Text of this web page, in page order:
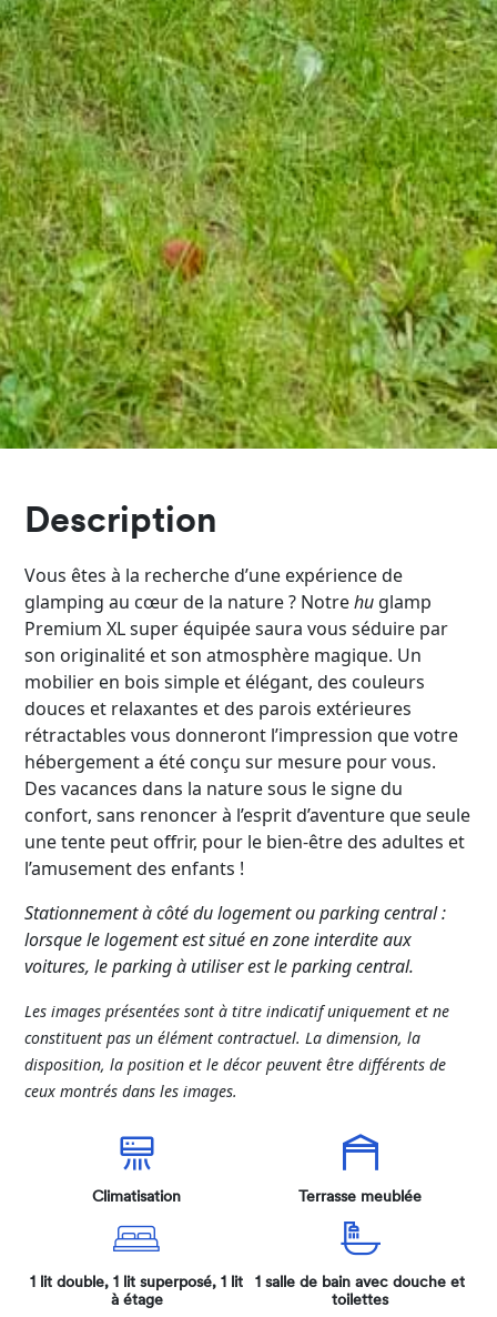
Description
Vous êtes à la recherche d’une expérience de
glamping au cœur de la nature ? Notrehu glamp
Premium XL super équipée saura vous séduire par
son originalité et son atmosphère magique. Un
mobilier en bois simple et élégant, des couleurs
douces et relaxantes et des parois extérieures
rétractables vous donneront l’impression que votre
hébergement a été conçu sur mesure pour vous.
Des vacances dans la nature sous le signe du
confort, sans renoncer à l’esprit d’aventure que seule
une tente peut offrir, pour le bien-être des adultes et
l’amusement des enfants !
Stationnement à côté du logement ou parking central :
lorsque le logement est situé en zone interdite aux
voitures, le parking à utiliser est le parking central.
Les images présentées sont à titre indicatif uniquement et ne
constituent pas un élément contractuel. La dimension, la
disposition, la position et le décor peuvent être différents de
ceux montrés dans les images.
Climatisation Terrasse meublée
1 lit double, 1 lit superposé, 1 lit
à étage
1 salle de bain avec douche et
toilettes